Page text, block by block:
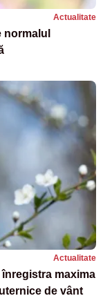
Actualitate
Actualitate
înregistra maxima
de vânt